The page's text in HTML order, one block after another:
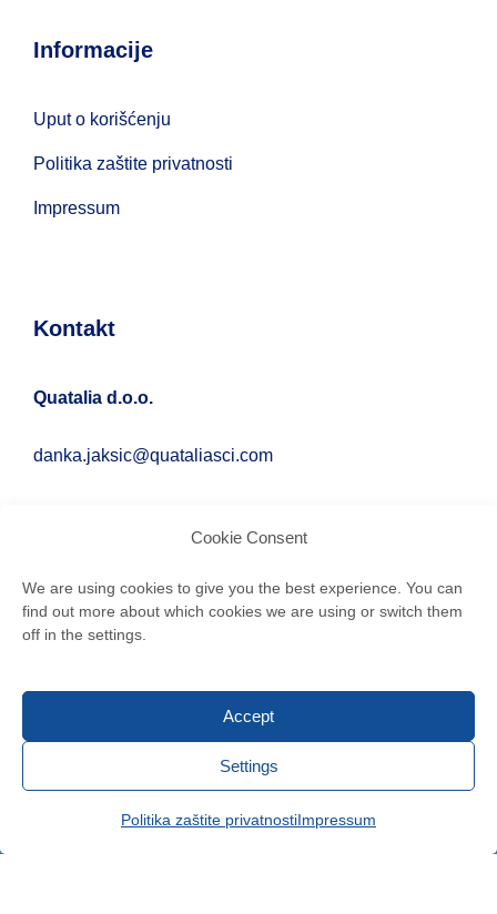
Cookie Consent
We are using cookies to give you the best experience. You can
find out more about which cookies we are using or switch them
off in the settings.
Accept
Settings
Politika zaštite privatnostiImpressum
Informacije
Uput o korišćenju
Politika zaštite privatnosti
Impressum
Kontakt
Quatalia d.o.o.
danka.jaksic@quataliasci.com
ADEXILIS Adria d.o.o. © 2026. Sva prava pridržana. ​
Impressum